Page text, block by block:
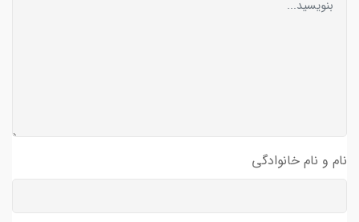
نام و نام خانوادگی